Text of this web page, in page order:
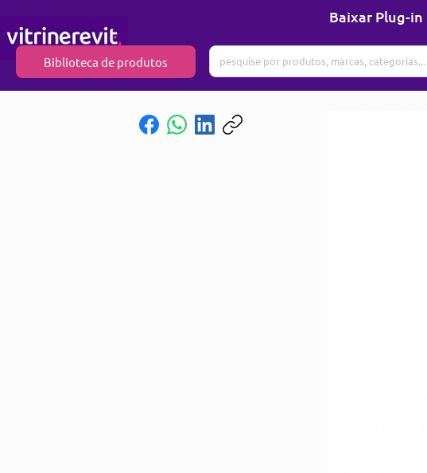
Baixar Plug-in
Biblioteca de produtos